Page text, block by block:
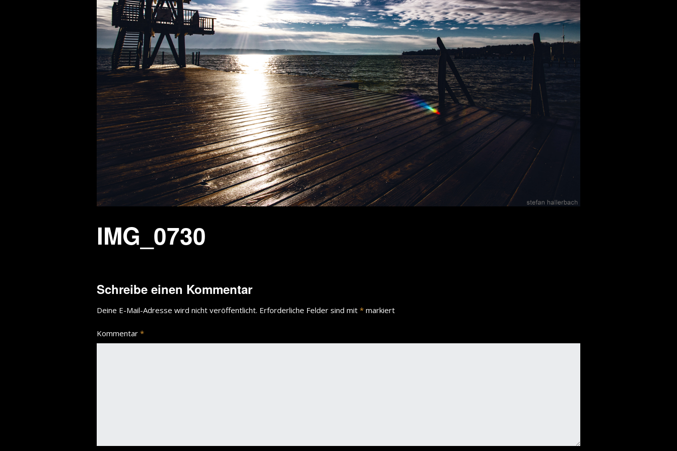
wächter aus stein
Wächter Videos
verschiedenes
portrait
IMG_0730
Schreibe einen Kommentar
Deine E-Mail-Adresse wird nicht veröffentlicht. Erforderliche Felder sind mit * markiert
Kommentar *